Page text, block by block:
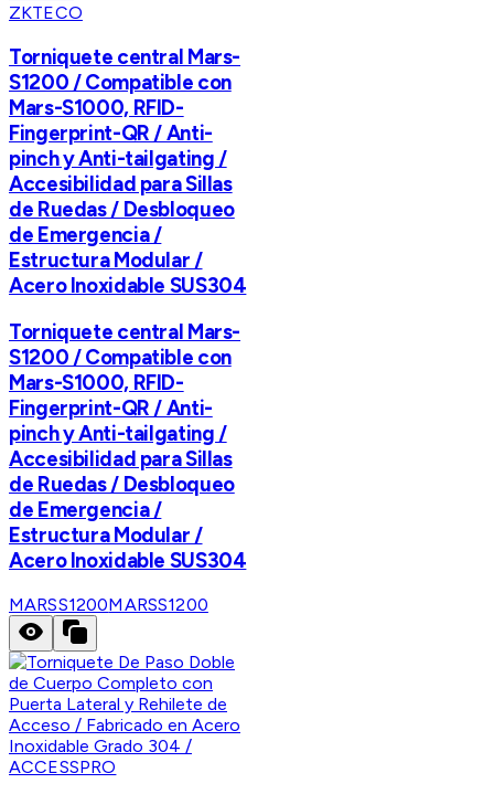
ZKTECO
Torniquete central Mars-
S1200 / Compatible con
Mars-S1000, RFID-
Fingerprint-QR / Anti-
pinch y Anti-tailgating /
Accesibilidad para Sillas
de Ruedas / Desbloqueo
de Emergencia /
Estructura Modular /
Acero Inoxidable SUS304
Torniquete central Mars-
S1200 / Compatible con
Mars-S1000, RFID-
Fingerprint-QR / Anti-
pinch y Anti-tailgating /
Accesibilidad para Sillas
de Ruedas / Desbloqueo
de Emergencia /
Estructura Modular /
Acero Inoxidable SUS304
MARSS1200MARSS1200
ACCESSPRO